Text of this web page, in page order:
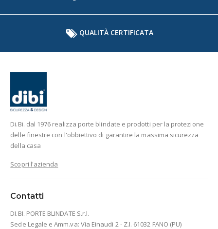
QUALITÀ CERTIFICATA
Di.Bi. dal 1976 realizza porte blindate e prodotti per la protezione
delle finestre con l'obbiettivo di garantire la massima sicurezza
della casa
Scopri l'azienda
Contatti
DI.BI. PORTE BLINDATE S.r.l.
Sede Legale e Amm.va: Via Einaudi 2 - Z.I. 61032 FANO (PU)